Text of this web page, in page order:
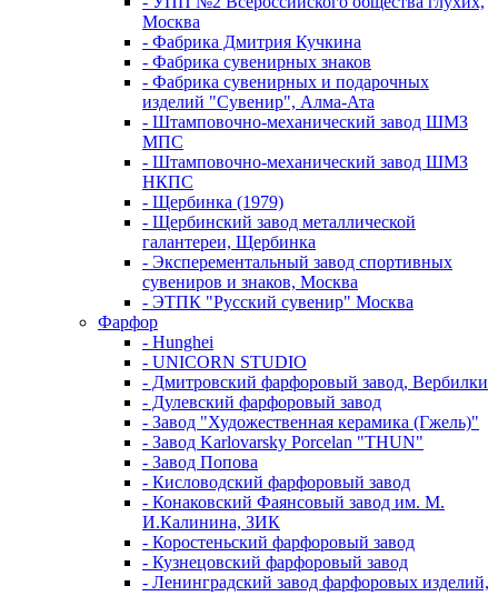
Москва
- Фабрика Дмитрия Кучкина
- Фабрика сувенирных знаков
- Фабрика сувенирных и подарочных
изделий "Сувенир", Алма-Ата
- Штамповочно-механический завод ШМЗ
МПС
- Штамповочно-механический завод ШМЗ
НКПС
- Щербинка (1979)
- Щербинский завод металлической
галантереи, Щербинка
- Эксперементальный завод спортивных
сувениров и знаков, Москва
- ЭТПК "Русский сувенир" Москва
Фарфор
- Hunghei
- UNICORN STUDIO
- Дмитровский фарфоровый завод, Вербилки
- Дулевский фарфоровый завод
- Завод "Художественная керамика (Гжель)"
- Завод Karlovarsky Porcelan "THUN"
- Завод Попова
- Кисловодский фарфоровый завод
- Конаковский Фаянсовый завод им. М.
И.Калинина, ЗИК
- Коростеньский фарфоровый завод
- Кузнецовский фарфоровый завод
- Ленинградский завод фарфоровых изделий,